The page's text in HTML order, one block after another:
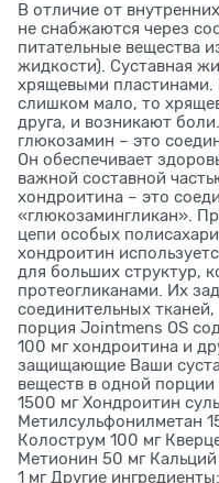
В отличие от
не снабжаются через
питательные вещества
жидкости). Суставная
хрящевыми пластинами.
слишком мало, то
друга, и возникают
глюкозамин – это
Он обеспечивает
важной составной
хондроитина – это
«глюкозамингликан».
цепи особых
хондроитин
для больших структур,
протеогликанами. Их
соединительных
порция Jointmens OS
100 мг хондроитина и
защищающие Ваши
веществ в одной
1500 мг Хондроитин
Метилсульфонилметан
Колострум 100 мг
Метионин 50 мг
1 мг Другие